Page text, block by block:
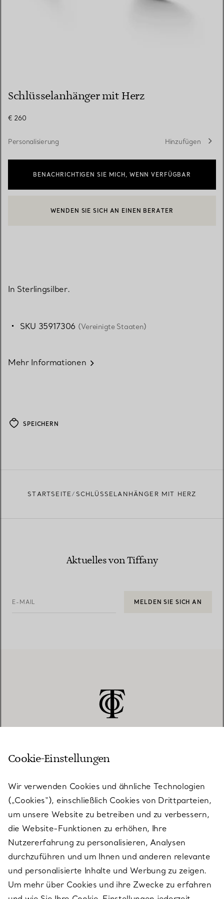
Schlüsselanhänger mit Herz
€ 260
Personalisierung Hinzufügen
BENACHRICHTIGEN SIE MICH, WENN VERFÜGBAR
EINEN KUNDENBERATER KONTAKTIEREN ODER EINEN
WENDEN SIE SICH AN EINEN BERATER
In Sterlingsilber.
SKU 35917306 (Vereinigte Staaten)
Mehr Informationen
SPEICHERN
STARTSEITE SCHLÜSSELANHÄNGER MIT HERZ
Aktuelles von Tiffany
E-MAIL MELDEN SIE SICH AN
KUNDENSERVICE
SERVICES
ÜBER TIFFANY & CO.
RECHTLICHE HINWEISE
Cookie-Einstellungen
Wir verwenden Cookies und ähnliche Technologien
(„Cookies“), einschließlich Cookies von Drittparteien,
um unsere Website zu betreiben und zu verbessern,
die Website-Funktionen zu erhöhen, Ihre
Nutzererfahrung zu personalisieren, Analysen
durchzuführen und um Ihnen und anderen relevante
und personalisierte Inhalte und Werbung zu zeigen.
Um mehr über Cookies und ihre Zwecke zu erfahren